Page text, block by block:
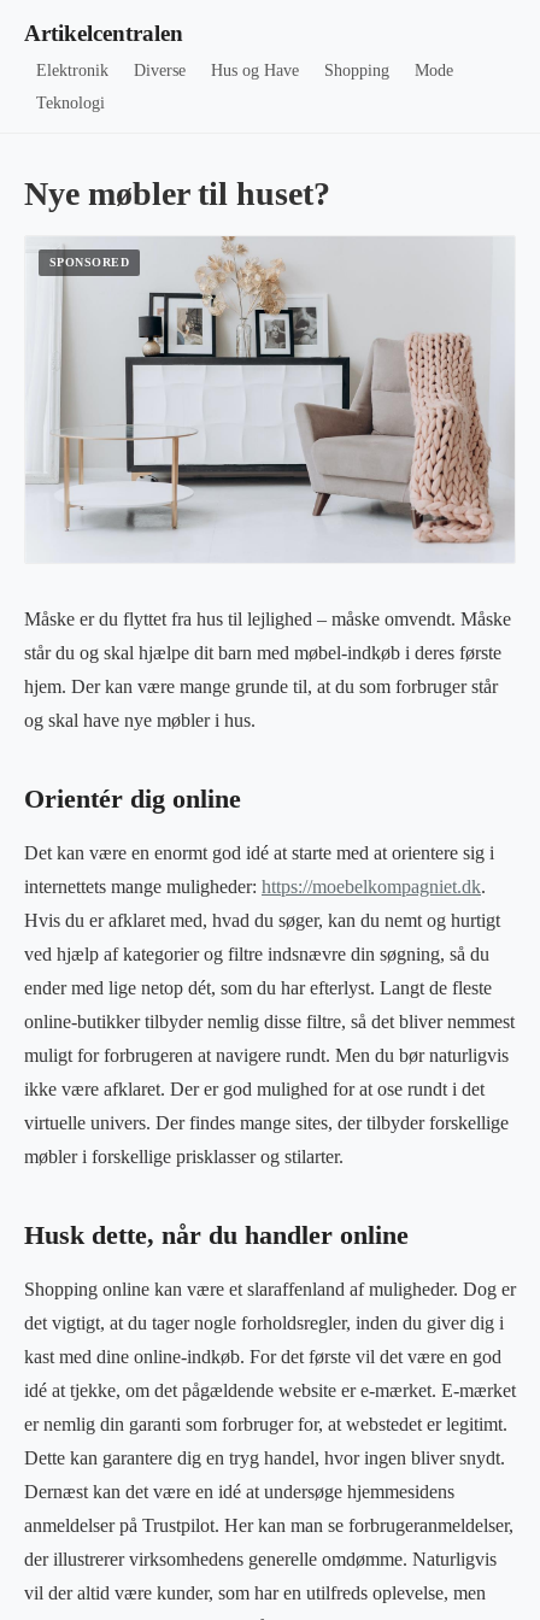
Artikelcentralen
Elektronik Diverse Hus og Have Shopping
Mode
Teknologi
Nye møbler til huset?
Måske er du flyttet fra hus til lejlighed – måske omvendt. Måske
står du og skal hjælpe dit barn med møbel-indkøb i deres første
hjem. Der kan være mange grunde til, at du som forbruger står
og skal have nye møbler i hus.
Orientér dig online
Det kan være en enormt god idé at starte med at orientere sig i
internettets mange muligheder: https://moebelkompagniet.dk.
Hvis du er afklaret med, hvad du søger, kan du nemt og hurtigt
ved hjælp af kategorier og filtre indsnævre din søgning, så du
ender med lige netop dét, som du har efterlyst. Langt de fleste
online-butikker tilbyder nemlig disse filtre, så det bliver nemmest
muligt for forbrugeren at navigere rundt. Men du bør naturligvis
ikke være afklaret. Der er god mulighed for at ose rundt i det
virtuelle univers. Der findes mange sites, der tilbyder forskellige
møbler i forskellige prisklasser og stilarter.
Husk dette, når du handler online
Shopping online kan være et slaraffenland af muligheder. Dog er
det vigtigt, at du tager nogle forholdsregler, inden du giver dig i
kast med dine online-indkøb. For det første vil det være en god
idé at tjekke, om det pågældende website er e-mærket. E-mærket
er nemlig din garanti som forbruger for, at webstedet er legitimt.
Dette kan garantere dig en tryg handel, hvor ingen bliver snydt.
Dernæst kan det være en idé at undersøge hjemmesidens
anmeldelser på Trustpilot. Her kan man se forbrugeranmeldelser,
der illustrerer virksomhedens generelle omdømme. Naturligvis
vil der altid være kunder, som har en utilfreds oplevelse, men